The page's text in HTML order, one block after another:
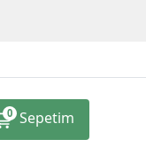
0 Sepetim